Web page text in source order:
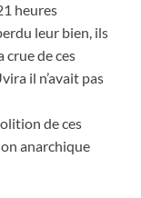
heures
leur bien, ils
crue de ces
il n’avait pas
de ces
anarchique